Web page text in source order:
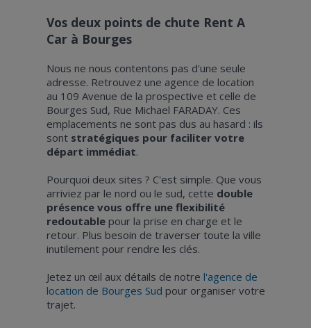
Vos deux points de chute Rent A
Car à Bourges
Nous ne nous contentons pas d'une seule
adresse. Retrouvez une agence de location
au 109 Avenue de la prospective et celle de
Bourges Sud, Rue Michael FARADAY. Ces
emplacements ne sont pas dus au hasard : ils
sont stratégiques pour faciliter votre
départ immédiat.
Pourquoi deux sites ? C'est simple. Que vous
arriviez par le nord ou le sud, cette double
présence vous offre une flexibilité
redoutablepour la prise en charge et le
retour. Plus besoin de traverser toute la ville
inutilement pour rendre les clés.
Jetez un œil aux détails de notre l'agence de
location de Bourges Sud pour organiser votre
trajet.